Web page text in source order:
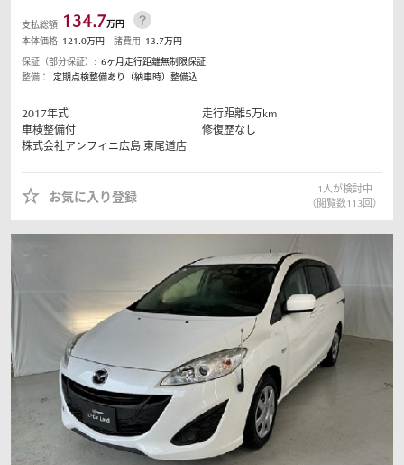
ニュースルーム
企業・IR・採用
支払総額 134.7万円
本体価格 121.0万円 諸費用 13.7万円
保証（部分保証）: 6ヶ月走行距離無制限保証
整備：
定期点検整備あり（納車時）整備込
2017年式 走行距離5万km
車検整備付
修復歴なし
株式会社アンフィニ広島 東尾道店
お気に入り登録
1 人が検討中
（閲覧数113回）